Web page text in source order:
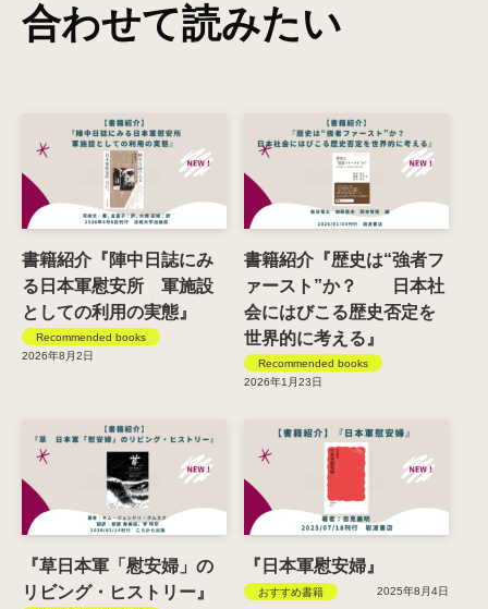
合わせて読みたい
書籍紹介『陣中日誌にみ
る日本軍慰安所 軍施設
としての利用の実態』
Recommended books
2026年8月2日
書籍紹介『歴史は“強者フ
ァースト”か？ 日本社
会にはびこる歴史否定を
世界的に考える』
Recommended books
2026年1月23日
『草日本軍「慰安婦」の
リビング・ヒストリー』
『日本軍慰安婦』
おすすめ書籍 2025年8月4日